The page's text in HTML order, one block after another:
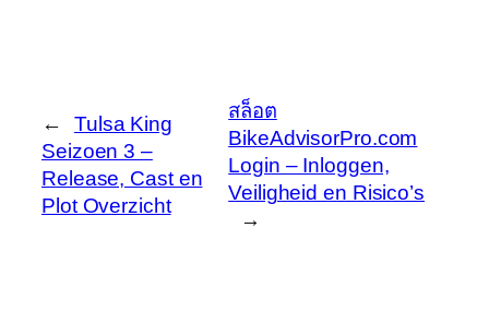
←
Tulsa King
Seizoen 3 –
Release, Cast en
Plot Overzicht
สล็อต
BikeAdvisorPro.com
Login – Inloggen,
Veiligheid en Risico’s
→